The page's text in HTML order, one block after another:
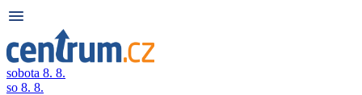
sobota 8. 8.
so 8. 8.